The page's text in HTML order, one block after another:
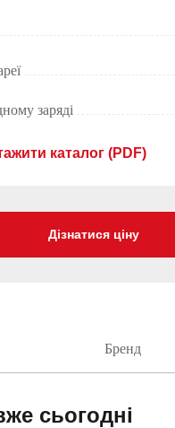
заряді
каталог (PDF)
Дізнатися ціну
Бренд
сьогодні